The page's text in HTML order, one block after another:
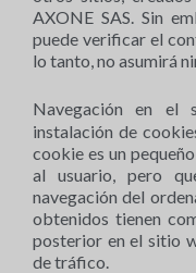
AXONE SAS. Sin
puede verificar el
lo tanto, no asumirá
Navegación en el
instalación de
cookie es un
al usuario, pero
navegación del
obtenidos tienen
posterior en el sitio
de tráfico.